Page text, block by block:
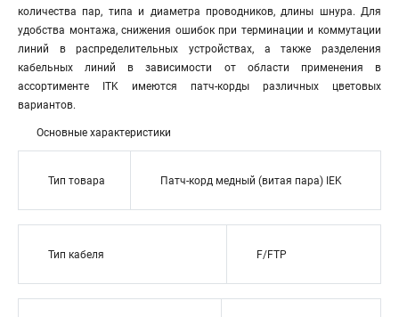
количества пар, типа и диаметра проводников, длины шнура. Для
удобства монтажа, снижения ошибок при терминации и коммутации
линий в распределительных устройствах, а также разделения
кабельных линий в зависимости от области применения в
ассортименте ITK имеются патч-корды различных цветовых
вариантов.
Основные характеристики
Тип товара Патч-корд медный (витая пара) IEK
Тип кабеля F/FTP